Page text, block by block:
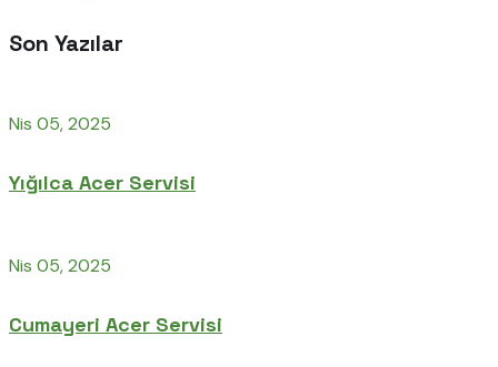
Son Yazılar
Nis 05, 2025
Yığılca Acer Servisi
Nis 05, 2025
Cumayeri Acer Servisi